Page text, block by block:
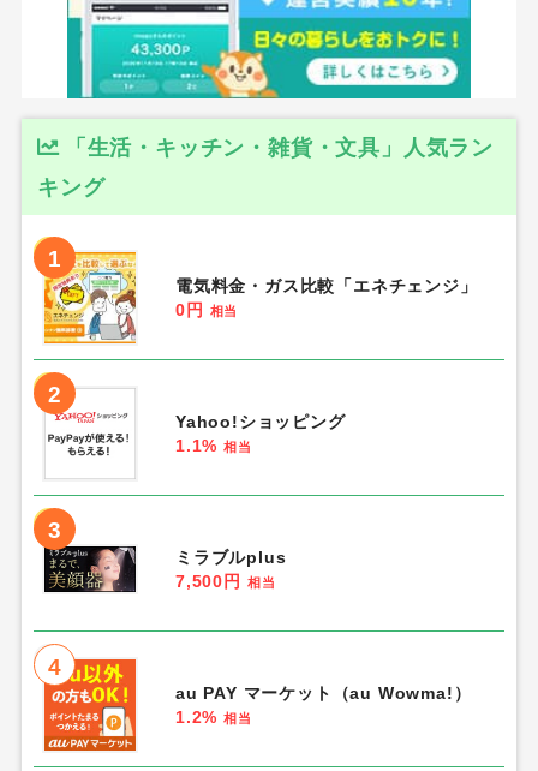
「生活・キッチン・雑貨・文具」人気ラン
キング
1
電気料金・ガス比較「エネチェンジ」
0円
相当
2
Yahoo!ショッピング
1.1% 相当
3
ミラブルplus
7,500円
相当
4
au PAY マーケット（au Wowma!）
1.2% 相当